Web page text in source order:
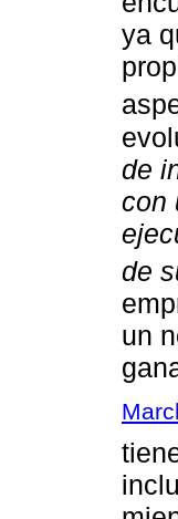
ya
de
con
de
un